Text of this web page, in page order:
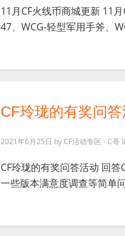
11月CF火线币商城更新 11
47、WCG-轻型军用手斧、
CF玲珑的有奖问
2021年6月25日 byCF活动专区 - C哥
CF玲珑的有奖问答活动 回
一些版本满意度调查等简单